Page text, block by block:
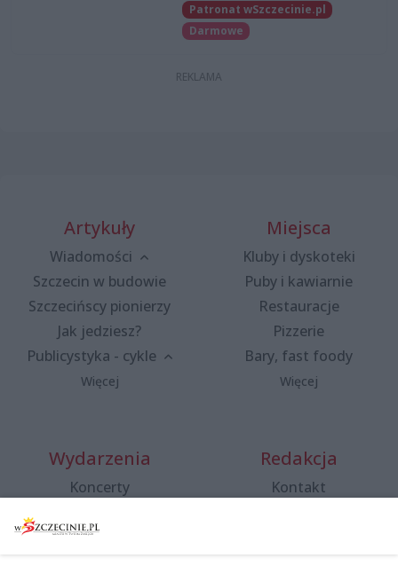
Patronat wSzczecinie.pl
Darmowe
Artykuły
Wiadomości
Szczecin w budowie
Szczecińscy pionierzy
Jak jedziesz?
Publicystyka - cykle
Więcej
Miejsca
Kluby i dyskoteki
Puby i kawiarnie
Restauracje
Pizzerie
Bary, fast foody
Więcej
Wydarzenia
Koncerty
Spacery i oprowadzania
Redakcja
Kontakt